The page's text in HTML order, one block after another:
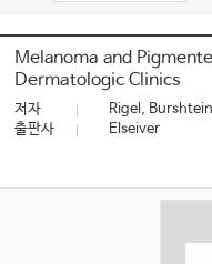
Melanoma and
Dermatologic Clinics
저자
Rigel,
출판사
Elseiver